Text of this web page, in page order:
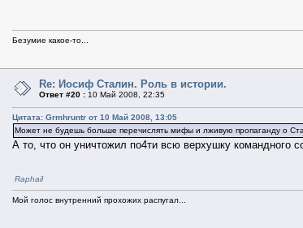
Безумие какое-то...
Re: Иосиф Сталин. Роль в истории.
Ответ #20 : 10 Май 2008, 22:35
Цитата: Grmhruntr от 10 Май 2008, 13:05
Может не будешь больше перечислять мифы и лживую пропаганду о
А то, что он уничтожил по4ти всю верхушку командного
Raphail
Мой голос внутренний прохожих распугал...